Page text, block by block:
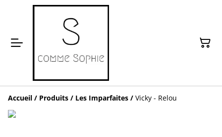
Accueil / Produits / Les Imparfaites / Vicky - Relou